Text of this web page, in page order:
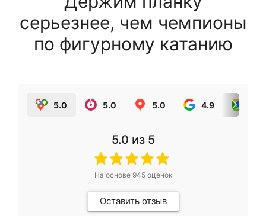
серьезнее, чем чемпионы
по фигурному катанию
5.0 5.0 5.0 4.9
5.0 из 5
На основе 945оценок
Оставить отзыв